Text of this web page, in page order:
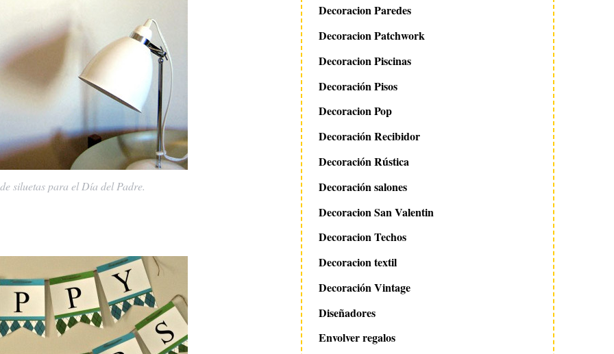
siluetas para el Día del Padre.
Decoracion Paredes
Decoracion Patchwork
Decoracion Piscinas
Decoración Pisos
Decoracion Pop
Decoración Recibidor
Decoración Rústica
Decoración salones
Decoracion San Valentin
Decoracion Techos
Decoracion textil
Decoración Vintage
Diseñadores
Envolver regalos